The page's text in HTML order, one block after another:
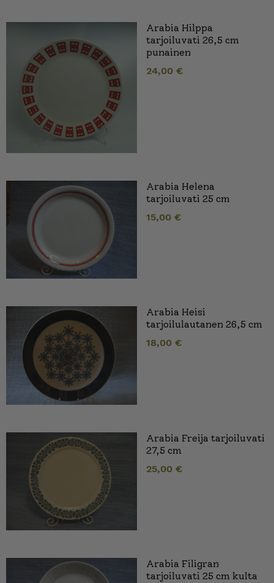
Arabia Hilppa
tarjoiluvati 26,5 cm
punainen
24,00 €
Arabia Helena
tarjoiluvati 25 cm
15,00 €
Arabia Heisi
tarjoilulautanen 26,5 cm
18,00 €
Arabia Freija tarjoiluvati
27,5 cm
25,00 €
Arabia Filigran
tarjoiluvati 25 cm kulta